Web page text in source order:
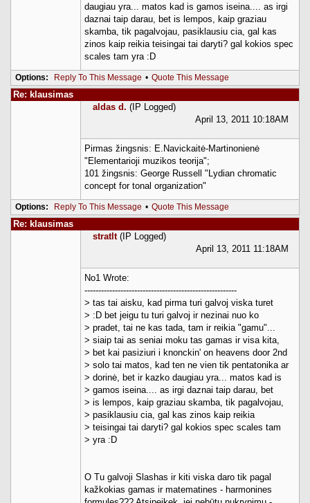
daugiau yra... matos kad is gamos iseina.... as irgi
daznai taip darau, bet is lempos, kaip graziau
skamba, tik pagalvojau, pasiklausiu cia, gal kas
zinos kaip reikia teisingai tai daryti? gal kokios spec
scales tam yra :D
Options: Reply To This Message • Quote This Message
Re: klausimas
aldas d. (IP Logged)
April 13, 2011 10:18AM
Pirmas žingsnis: E.Navickaitė-Martinonienė
"Elementarioji muzikos teorija";
101 žingsnis: George Russell "Lydian chromatic
concept for tonal organization"
Options: Reply To This Message • Quote This Message
Re: klausimas
stratlt (IP Logged)
April 13, 2011 11:18AM
No1 Wrote:
-------------------------------------------------------
> tas tai aisku, kad pirma turi galvoj viska turet
> :D bet jeigu tu turi galvoj ir nezinai nuo ko
> pradet, tai ne kas tada, tam ir reikia "gamu"...
> siaip tai as seniai moku tas gamas ir visa kita,
> bet kai pasiziuri i knonckin' on heavens door 2nd
> solo tai matos, kad ten ne vien tik pentatonika ar
> dorinė, bet ir kazko daugiau yra... matos kad is
> gamos iseina.... as irgi daznai taip darau, bet
> is lempos, kaip graziau skamba, tik pagalvojau,
> pasiklausiu cia, gal kas zinos kaip reikia
> teisingai tai daryti? gal kokios spec scales tam
> yra :D
O Tu galvoji Slashas ir kiti viska daro tik pagal
kažkokias gamas ir matematines - harmonines